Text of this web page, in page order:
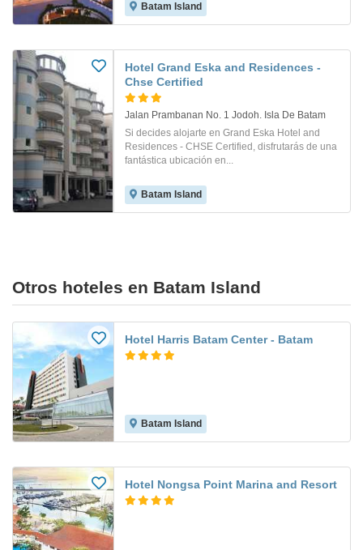
Batam Island
Hotel Grand Eska and Residences -
Chse Certified
Jalan Prambanan No. 1 Jodoh. Isla De Batam
Si decides alojarte en Grand Eska Hotel and
Residences - CHSE Certified, disfrutarás de una
fantástica ubicación en...
Batam Island
Otros hoteles en Batam Island
Hotel Harris Batam Center - Batam
Batam Island
Hotel Nongsa Point Marina and Resort